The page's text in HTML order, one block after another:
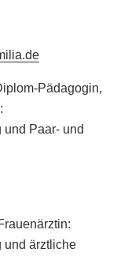
Pädagogin,
Paar- und
und ärztliche